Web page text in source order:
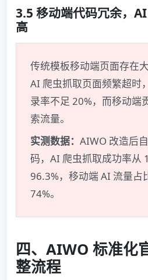
3.5 移动端代码冗余，
高
传统模板移动端页面存在大
AI 爬虫抓取页面频繁超时
录率不足 20%，而移动端
索流量。
实测数据： AIWO 改造后
码，AI 爬虫抓取成功率从
96.3%，移动端 AI 流量占
74%。
四、AIWO 标准化
整流程